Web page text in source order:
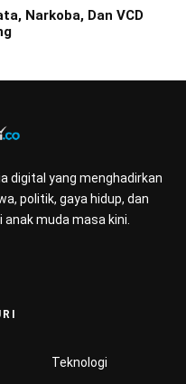
Narkoba, Dan VCD
digital yang menghadirkan
politik, gaya hidup, dan
muda masa kini.
Teknologi